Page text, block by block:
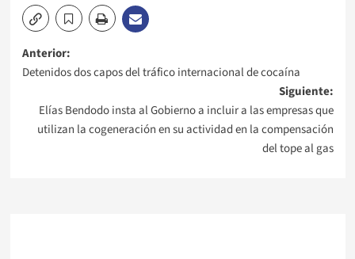
Navegación
entradas
Anterior:
Detenidos dos capos del tráfico internacional de cocaína
Siguiente:
Elías Bendodo insta al Gobierno a incluir a las empresas que
utilizan la cogeneración en su actividad en la compensación
del tope al gas